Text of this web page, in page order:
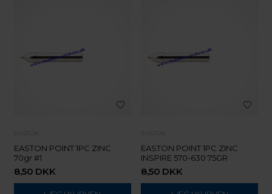
EASTON POINT 1PC ZINC
70gr #1
8,50 DKK
EASTON POINT 1PC ZINC
INSPIRE 570-630 75GR
8,50 DKK